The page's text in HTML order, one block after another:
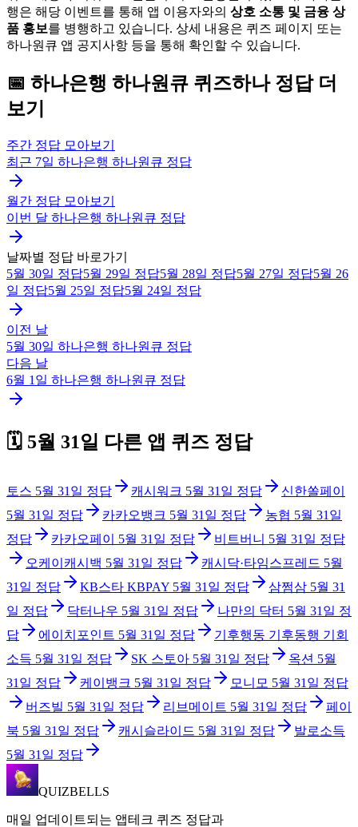
행은 해당 이벤트를 통해 앱 이용자와의 상호 소통 및 금융 상
품 홍보를 병행하고 있습니다. 상세 내용은 퀴즈 페이지 또는
하나원큐 앱 공지사항 등을 통해 확인할 수 있습니다.
📅 하나은행 하나원큐 퀴즈하나정답 더
보기
주간 정답 모아보기
최근 7일 하나은행 하나원큐 정답
월간 정답 모아보기
이번 달 하나은행 하나원큐 정답
날짜별 정답 바로가기
5월 30일 정답5월 29일 정답5월 28일 정답5월 27일 정답5월 26
일 정답5월 25일 정답5월 24일 정답
이전 날
5월 30일 하나은행 하나원큐 정답
다음 날
6월 1일 하나은행 하나원큐 정답
🗓️ 5월 31일 다른 앱 퀴즈 정답
토스 5월 31일 정답 캐시워크 5월 31일 정답
신한쏠페이
5월 31일 정답 카카오뱅크 5월 31일 정답 농협 5월 31일
정답
카카오페이 5월 31일 정답 비트버니 5월 31일 정답
오케이캐시백 5월 31일 정답 캐시닥·타임스프레드 5월
31일 정답 KB스타 KBPAY 5월 31일 정답 삼쩜삼 5월 31
일 정답 닥터나우 5월 31일 정답 나만의 닥터 5월 31일 정
답
에이치포인트 5월 31일 정답
기후행동 기후동행 기회
소득 5월 31일 정답 SK 스토아 5월 31일 정답 옥션 5월
31일 정답 케이뱅크 5월 31일 정답 모니모 5월 31일 정답
버즈빌 5월 31일 정답 리브메이트 5월 31일 정답
페이
북 5월 31일 정답 캐시슬라이드 5월 31일 정답
발로소득
5월 31일 정답
QUIZBELLS
매일 업데이트되는 앱테크 퀴즈 정답과